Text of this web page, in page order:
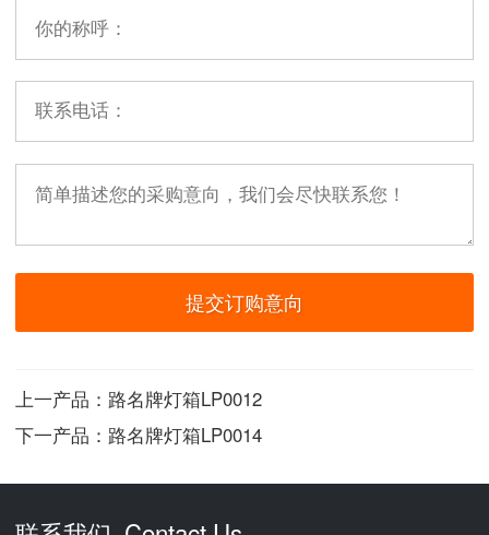
上一产品： 路名牌灯箱LP0012
下一产品： 路名牌灯箱LP0014